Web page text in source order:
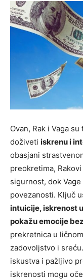
Ovan, Rak i Vaga
doživeti iskrenu i
obasjani
preokretima,
sigurnost, dok
povezanosti. Ključ
intuicije, iskrenost
pokažu emocije
prekretnica u
zadovoljstvo i
iskustva i pažljivo
iskrenosti mogu